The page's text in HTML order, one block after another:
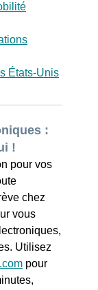
États-Unis
:
!
pour vos
chez
vous
Utilisez
pour